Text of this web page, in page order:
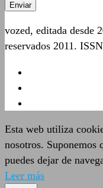
vozed, editada desde
reservados 2011.
Esta web utiliza
nosotros. Suponemos
puedes dejar de
Leer más